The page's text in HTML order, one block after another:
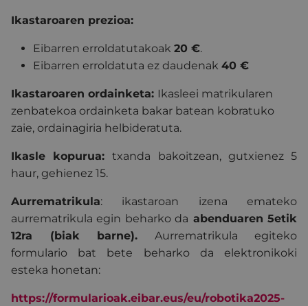
Ikastaroaren prezioa:
Eibarren erroldatutakoak 20 €.
Eibarren erroldatuta ez daudenak 40 €
Ikastaroaren ordainketa: Ikasleei matrikularen
zenbatekoa ordainketa bakar batean kobratuko
zaie, ordainagiria helbideratuta.
Ikasle kopurua:txanda bakoitzean, gutxienez 5
haur, gehienez 15.
Aurrematrikula: ikastaroan izena emateko
aurrematrikula egin beharko da abenduaren 5etik
12ra (biak barne). Aurrematrikula egiteko
formulario bat bete beharko da elektronikoki
esteka honetan:
https://formularioak.eibar.eus/eu/robotika2025-